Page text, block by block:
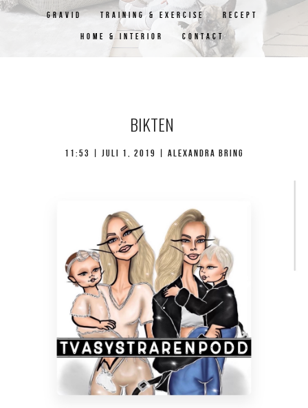
GRAVID TRAINING & EXERCISE RECEPT
HOME & INTERIOR CONTACT
BIKTEN
11:53 | juli 1, 2019 | Alexandra Bring